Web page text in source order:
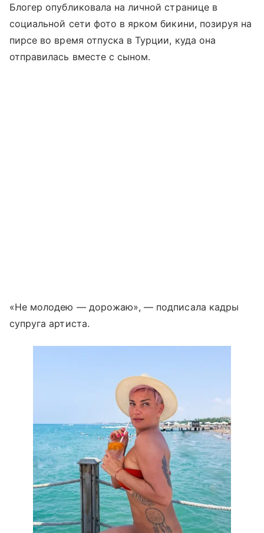
Блогер опубликовала на личной странице в
социальной сети фото в ярком бикини, позируя на
пирсе во время отпуска в Турции, куда она
отправилась вместе с сыном.
«Не молодею — дорожаю», — подписала кадры
супруга артиста.